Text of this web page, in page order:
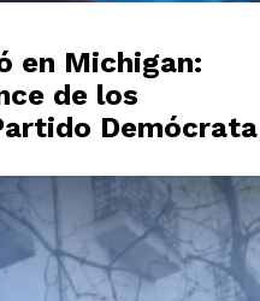
en Michigan:
de los
Demócrata